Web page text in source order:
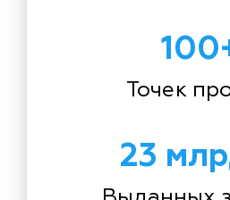
Точек
23